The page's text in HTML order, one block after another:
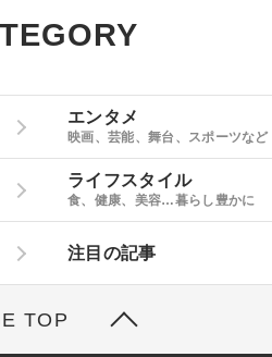
エンタメ
映画、芸能、舞台、スポーツなど
ライフスタイル
食、健康、美容…暮らし豊かに
注目の記事
TOP